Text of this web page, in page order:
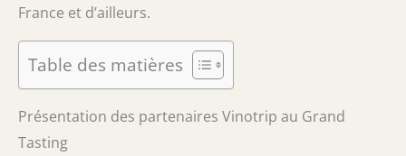
France et d’ailleurs.
Table des matières
Présentation des partenaires Vinotrip au Grand
Tasting